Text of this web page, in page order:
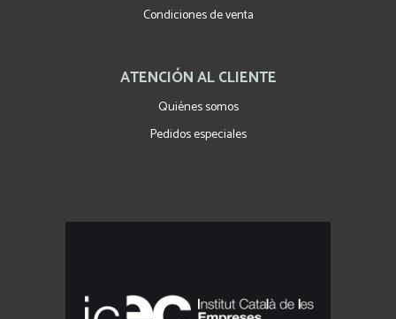
Condiciones de venta
ATENCIÓN AL CLIENTE
Quiénes somos
Pedidos especiales